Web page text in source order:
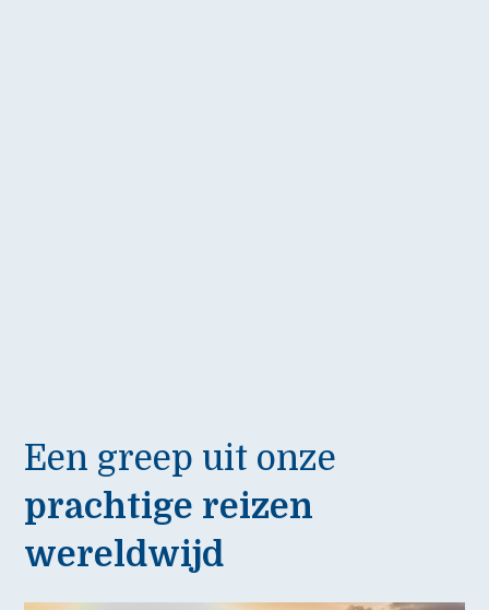
Een greep uit onze
prachtige reizen
wereldwijd